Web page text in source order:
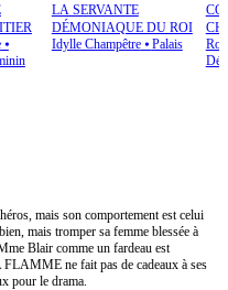
⦁
LA SERVANTE
DÉMONIAQUE DU ROI
Idylle Champêtre⦁ Palais
mais son comportement est celui
mais tromper sa femme blessée à
Blair comme un fardeau est
ne fait pas de cadeaux à ses
pour le drama.